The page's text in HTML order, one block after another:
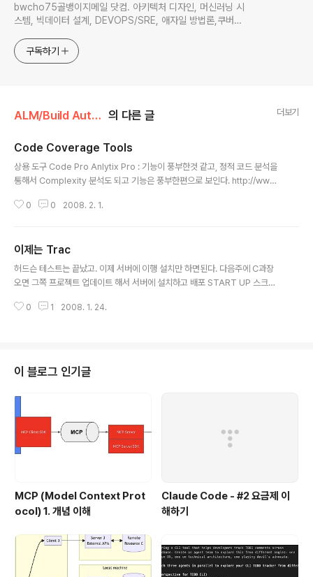
bwcho75골뱅이지메일 닷컴. 아키텍처 디자인, 머신러닝 시
스템, 빅데이터 설계, DEVOPS/SRE, 애자일 방법론,쿠버네
한 기술 멘토링과 강의 진행합니다. Linkedin :
https://www.linkedin.com/in/terrycho75/
구독하기
ALM/Build Automation (빌드 자동화) 의 다른 글 더보기
Code Coverage Tools
상용 도구 Code Pro Anlytix Pro : 기능이 풍부한것 같고, 정적 코드 분석을
통해서 Complexity 분석도 되고 기능은 풍부한편으로 보인다. http://www.i
들 잘 아는 툴 이미들 많이 사용하고 있고, 널리 알려진 만큼 다른 시스템 (CI툴
천할만한 툴 EMMA-꽤 오래된듯한 툴 같은데... 여기저기 사례도 충분한거 같
고 이클립스 플러그인도 지원한다. 마음에 드는것중 하나가 컴파일이 이미 다된
j..
0 0 2008. 2. 1.
이제는 Trac
허드슨 테스트는 끝났고. 이제 서버에 이행 설치만 하면된다. 다음주에 C과장
오면 그쪽 프로젝트 업데이트 해서 서버에 설치하고 배포 START UP 스크립
p://sourceforge.net/projects/traconwindows/ 여기에 쉬운 설치 방법
0 1 2008. 1. 24.
이 블로그 인기글
MCP (Model Context Prot
ocol) 1. 개념 이해
Claude Code - #2 요금제 이
해하기